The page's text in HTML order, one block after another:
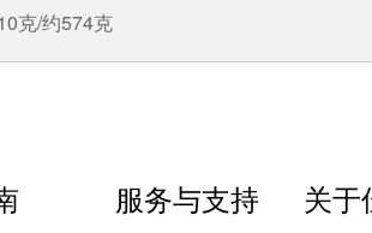
克/约574克
服务与支持 关于